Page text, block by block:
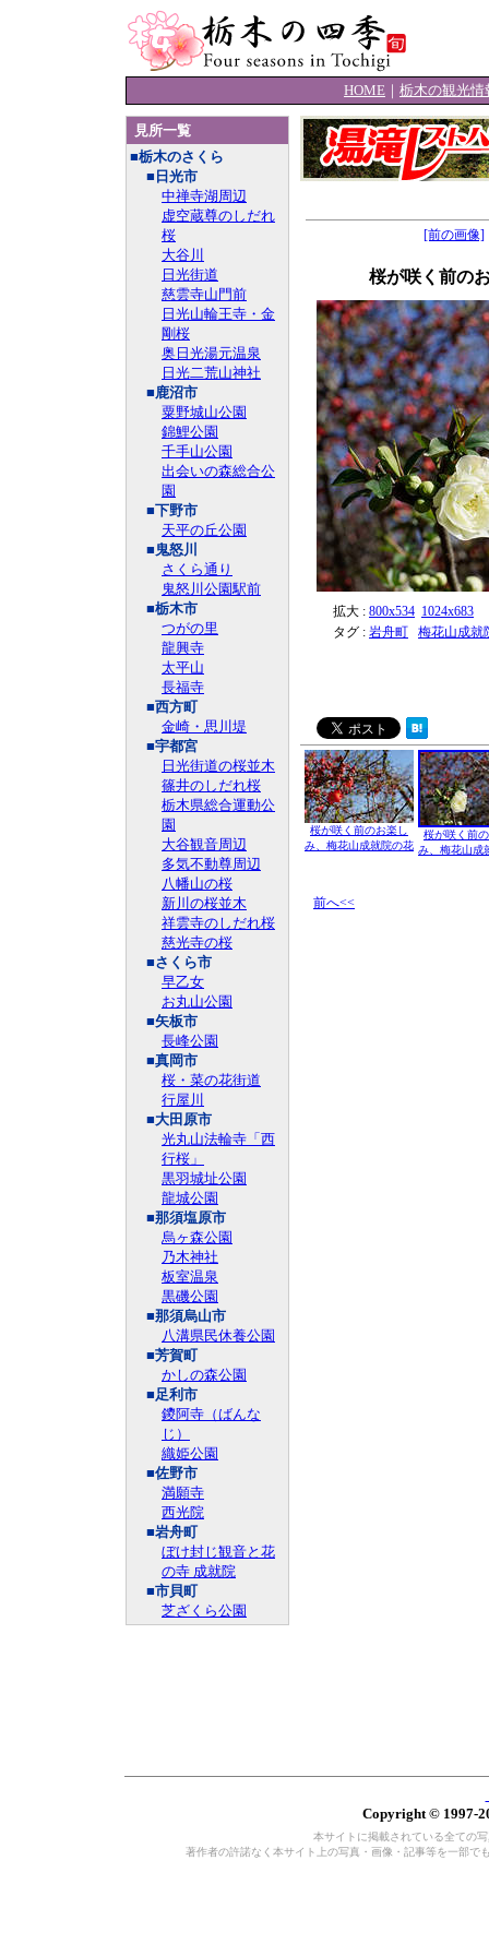
HOME ｜ 栃木の観光情
見所一覧
■栃木のさくら
■日光市
中禅寺湖周辺
虚空蔵尊のしだれ
桜
大谷川
日光街道
慈雲寺山門前
日光山輪王寺・金
剛桜
奥日光湯元温泉
日光二荒山神社
■鹿沼市
粟野城山公園
錦鯉公園
千手山公園
出会いの森総合公
園
■下野市
天平の丘公園
■鬼怒川
さくら通り
鬼怒川公園駅前
■栃木市
つがの里
龍興寺
太平山
長福寺
■西方町
金崎・思川堤
■宇都宮
日光街道の桜並木
篠井のしだれ桜
栃木県総合運動公
園
大谷観音周辺
多気不動尊周辺
八幡山の桜
新川の桜並木
祥雲寺のしだれ桜
慈光寺の桜
■さくら市
早乙女
お丸山公園
■矢板市
長峰公園
■真岡市
桜・菜の花街道
行屋川
■大田原市
光丸山法輪寺「西
行桜」
黒羽城址公園
龍城公園
■那須塩原市
烏ヶ森公園
乃木神社
板室温泉
黒磯公園
■那須烏山市
八溝県民休養公園
■芳賀町
かしの森公園
■足利市
鑁阿寺（ばんな
じ）
織姫公園
■佐野市
満願寺
西光院
■岩舟町
ぼけ封じ観音と花
の寺 成就院
■市貝町
芝ざくら公園
[前の画像]
桜が咲く前の
拡大 : 800x534 1024x683
タグ : 岩舟町 梅花山成就
桜が咲く前のお楽し
み、梅花山成就院の花
桜が咲く前
み、梅花山成
前へ<<
Copyright © 1997-
本サイトに掲載されている全ての
著作者の許諾なく本サイト上の写真・画像・記事等を一部で